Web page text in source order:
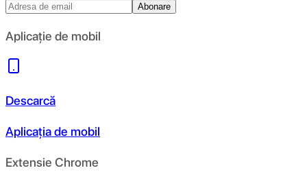
Abonare
Aplicație de mobil
Descarcă
Aplicația de mobil
Extensie Chrome